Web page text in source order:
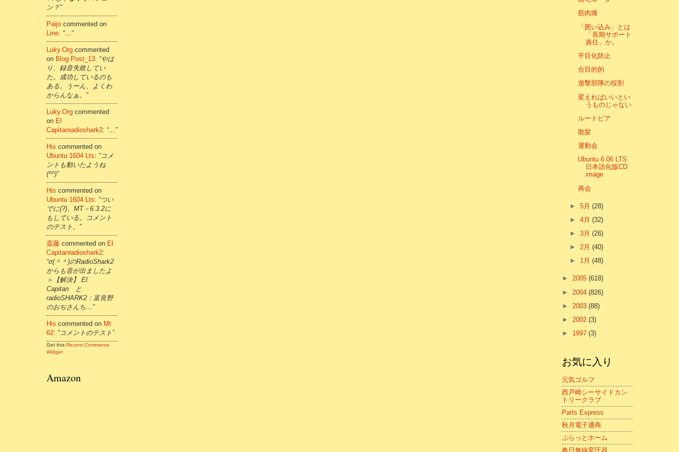
ン？”
Paijo commented on
Line: “…”
Luky.org commented
on Blog Post_13: “やは
り、録音失敗してい
た。成功しているのも
ある。うーん、よくわ
からんなぁ。”
Luky.org commented
on El
Capitanradioshark2: “…”
His commented on
Ubuntu 1604 Lts: “コメ
ントも動いたようね
(^^)”
His commented on
Ubuntu 1604 Lts: “つい
でに(?)、MT－6.3.2に
もしている。コメント
のテスト。”
斎藤 commented on El
Capitanradioshark2:
“σ(＾＾)のRadioShark2
からも音が出ましたよ
＞【解決】 El
Capitan と
radioSHARK2：富良野
のおぢさんち…”
His commented on Mt
62: “コメントのテスト”
Get this Recent Comments
Widget
Amazon
筋肉痛
「囲い込み」とは
「長期サポート
責任」か。
平目化防止
合目的的
遊撃部隊の役割
変えればいいとい
うものじゃない
ルートビア
散髪
運動会
Ubuntu 6.06 LTS
日本語化版CD
image
再会
►5月(28)
►4月(32)
►3月(26)
►2月(40)
► 1月(48)
► 2005 (618)
► 2004 (826)
► 2003 (88)
► 2002 (3)
► 1997 (3)
お気に入り
元気ゴルフ
西戸崎シーサイドカン
トリークラブ
Parts Express
秋月電子通商
ぷらっとホーム
春日無線変圧器